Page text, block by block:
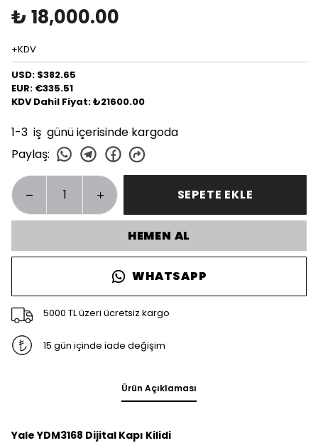
₺ 18,000.00
+KDV
USD: $382.65
EUR: €335.51
KDV Dahil Fiyat: ₺21600.00
1-3 iş günü içerisinde kargoda
Paylaş:
SEPETE EKLE
HEMEN AL
WHATSAPP
5000 TL üzeri ücretsiz kargo
15 gün içinde iade değişim
Ürün Açıklaması
Yale YDM3168 Dijital Kapı Kilidi